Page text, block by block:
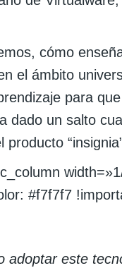
cómo
el ámbito
para
dado un salto
producto
#f7f7f7
adoptar este